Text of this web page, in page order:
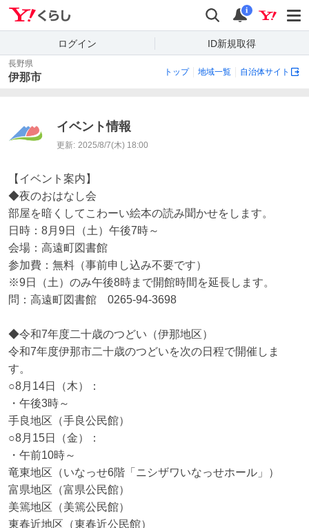
検索 通知
i
ログイン ID新規取得
長野県
伊那市 トップ 地域一覧 自治体サイト
イベント情報
更新: 2025/8/7(木) 18:00
【イベント案内】
◆夜のおはなし会
部屋を暗くしてこわーい絵本の読み聞かせをします。
日時：8月9日（土）午後7時～
会場：高遠町図書館
参加費：無料（事前申し込み不要です）
※9日（土）のみ午後8時まで開館時間を延長します。
問：高遠町図書館　0265-94-3698
◆令和7年度二十歳のつどい（伊那地区）
令和7年度伊那市二十歳のつどいを次の日程で開催しま
す。
○8月14日（木）：
・午後3時～
手良地区（手良公民館）
○8月15日（金）：
・午前10時～
竜東地区（いなっせ6階「ニシザワいなっせホール」）
富県地区（富県公民館）
美篶地区（美篶公民館）
東春近地区（東春近公民館）